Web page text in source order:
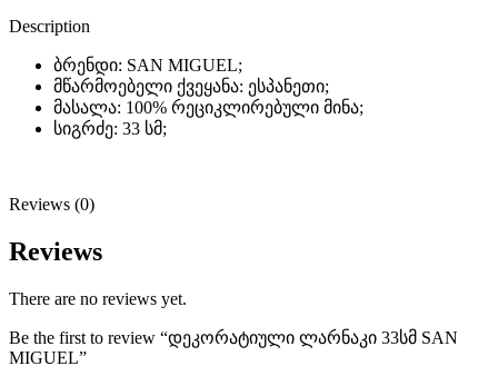
Description
ბრენდი: SAN MIGUEL;
მწარმოებელი ქვეყანა: ესპანეთი;
მასალა: 100% რეციკლირებული მინა;
სიგრძე: 33 სმ;
Reviews (0)
Reviews
There are no reviews yet.
Be the first to review “დეკორატიული ლარნაკი 33სმ SAN
MIGUEL”